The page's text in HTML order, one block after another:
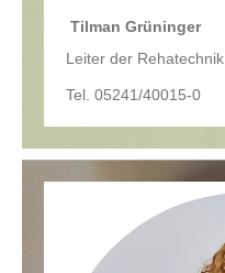
Tilman Grüninger
Leiter der Rehatechnik
Tel. 05241/40015-0